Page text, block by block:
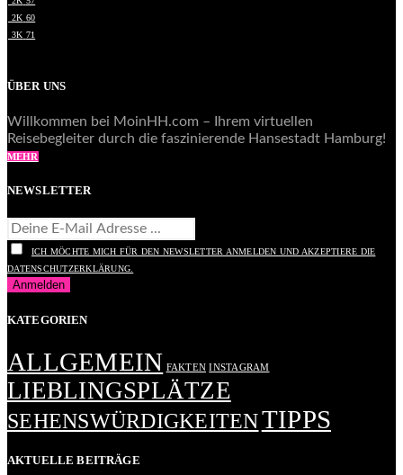
2K 60
3K 71
ÜBER UNS
Willkommen bei MoinHH.com – Ihrem virtuellen
Reisebegleiter durch die faszinierende Hansestadt Hamburg!
MEHR
NEWSLETTER
ICH MÖCHTE MICH FÜR DEN NEWSLETTER ANMELDEN UND AKZEPTIERE DIE
DATENSCHUTZERKLÄRUNG.
KATEGORIEN
ALLGEMEIN FAKTEN INSTAGRAM
LIEBLINGSPLÄTZE
SEHENSWÜRDIGKEITENTIPPS
AKTUELLE BEITRÄGE